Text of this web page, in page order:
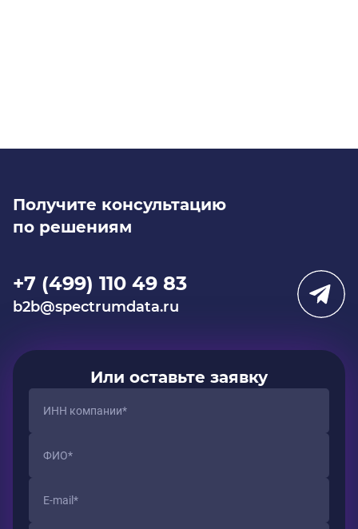
Получите консультацию
по решениям
+7 (499) 110 49 83
b2b@spectrumdata.ru
Или оставьте заявку